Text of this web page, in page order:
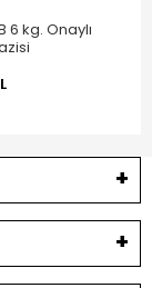
6 kg. Onaylı